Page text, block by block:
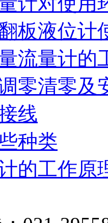
板液位计
流量计的
零清零及
线
种类
的工作原